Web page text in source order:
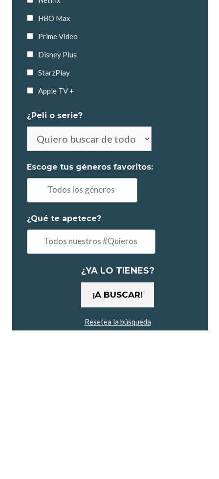
HBO Max
Prime Video
Disney Plus
StarzPlay
Apple TV +
¿Peli o serie?
elegir
Escoge tus géneros favoritos:
¿Qué te apetece?
Ejemplo:
¿YA LO TIENES?
Resetea la búsqueda